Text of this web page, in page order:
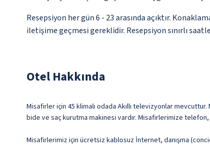
Resepsiyon her gün 6 - 23 arasında açıktır.
iletişime geçmesi gereklidir. Resepsiyon sınırlı
Otel Hakkında
Misafirler için 45 klimalı odada Akıllı televizyonlar
bide ve saç kurutma makinesi vardır. Misafirlerimize
Misafirlerimiz için ücretsiz kablosuz İnternet, danışma